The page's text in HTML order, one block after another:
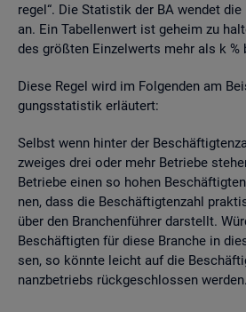
re­gel“. Die Sta­tis­tik der BA wen­det
an. Ein Ta­bel­len­wert ist ge­heim zu
des grö­ß­ten Ein­zel­werts mehr als k %
Diese Regel wird im Fol­gen­den am
gungs­sta­tis­tik er­läu­tert:
Selbst wenn hin­ter der
zwei­ges drei oder mehr Be­trie­be
Be­trie­be einen so hohen
nen, dass die Be­schäf­tig­ten­zahl
über den Bran­chen­füh­rer dar­stellt.
Be­schäf­tig­ten für diese Bran­che in
sen, so könn­te leicht auf die
nanz­be­triebs rück­ge­schlos­sen wer­den.